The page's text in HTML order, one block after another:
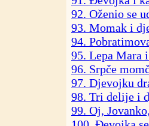
92. Oženio se
93. Momak i
94.
95. Lepa Mara
96. Srpče
97. Djevojku
98. Tri delije i
99. Oj,